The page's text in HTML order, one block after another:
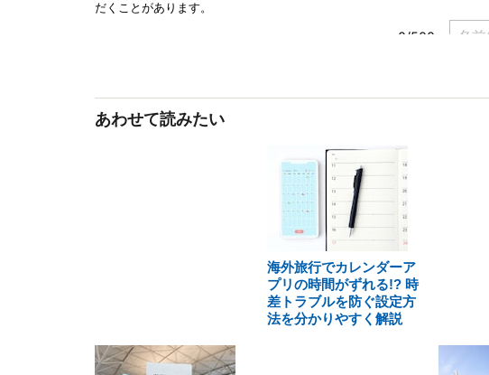
あわせて読みたい
海外旅行でカレンダーア
プリの時間がずれる!? 時
差トラブルを防ぐ設定方
法を分かりやすく解説